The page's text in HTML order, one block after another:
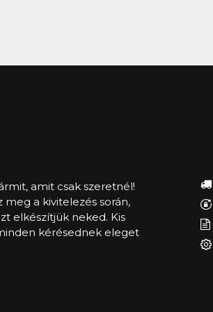
amit csak szeretnél!
a kivitelezés során,
elkészítjük neked. Kis
kérésednek eleget